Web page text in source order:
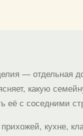
— отдельная
какую
её с соседними
прихожей, кухне,